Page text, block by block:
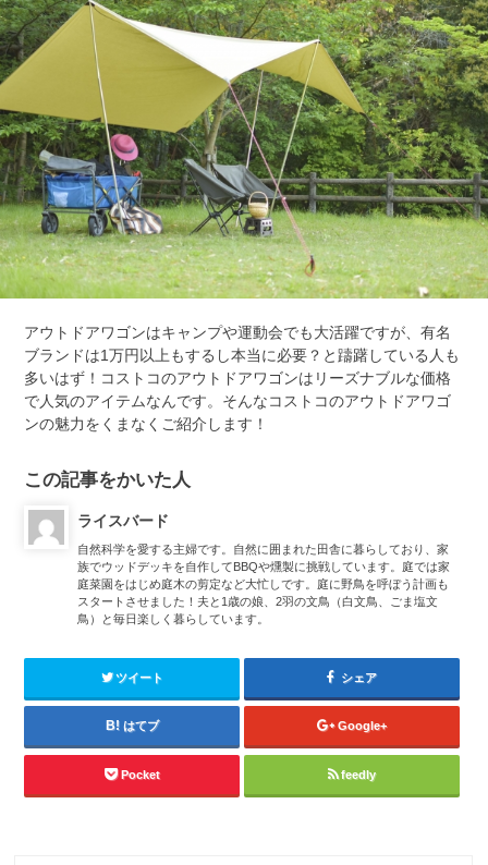
アウトドアワゴンはキャンプや運動会でも大活躍ですが、有名
ブランドは1万円以上もするし本当に必要？と躊躇している人も
多いはず！コストコのアウトドアワゴンはリーズナブルな価格
で人気のアイテムなんです。そんなコストコのアウトドアワゴ
ンの魅力をくまなくご紹介します！
この記事をかいた人
ライスバード
自然科学を愛する主婦です。自然に囲まれた田舎に暮らしており、家
族でウッドデッキを自作してBBQや燻製に挑戦しています。庭では家
庭菜園をはじめ庭木の剪定など大忙しです。庭に野鳥を呼ぼう計画も
スタートさせました！夫と1歳の娘、2羽の文鳥（白文鳥、ごま塩文
鳥）と毎日楽しく暮らしています。
ツイート シェア
はてブ Google+
Pocket feedly